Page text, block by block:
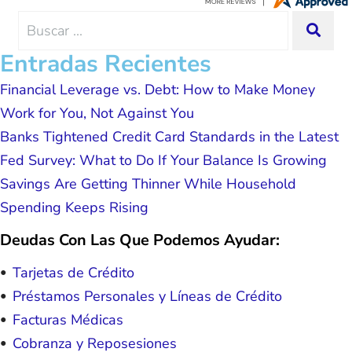
possible because of J Miller, and I am
Search
Entradas Recientes
Financial Leverage vs. Debt: How to Make Money
Work for You, Not Against You
Banks Tightened Credit Card Standards in the Latest
Fed Survey: What to Do If Your Balance Is Growing
Savings Are Getting Thinner While Household
Spending Keeps Rising
Deudas Con Las Que Podemos Ayudar:
Tarjetas de Crédito
Préstamos Personales y Líneas de Crédito
Facturas Médicas
Cobranza y Reposesiones